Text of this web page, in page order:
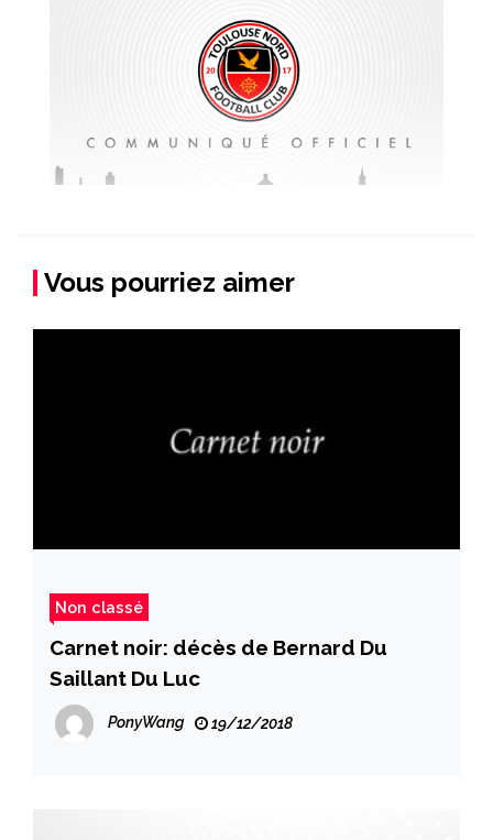
Vous pourriez aimer
Non classé
Carnet noir: décès de Bernard Du
Saillant Du Luc
PonyWang 19/12/2018